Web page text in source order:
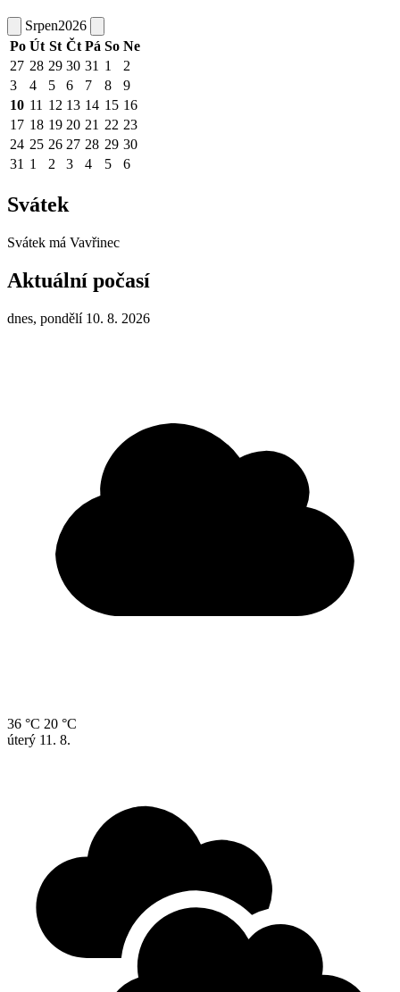
Srpen2026
Po Út St Čt Pá So Ne
27 28 29 30 31 1
2
3
4 5 6 7 8
9
10 11 12 13 14 15 16
17 18 19 20 21 22 23
24 25 26 27 28 29 30
31 1 2 3 4 5 6
Svátek
Svátek má Vavřinec
Aktuální počasí
dnes, pondělí 10. 8. 2026
36 °C 20 °C
úterý 11. 8.